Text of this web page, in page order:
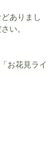
ありまし
い。
お花見ライ